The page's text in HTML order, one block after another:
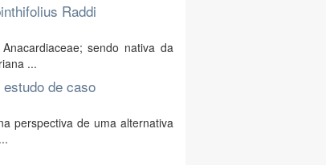
Raddi
sendo nativa da
...
de caso
perspectiva de uma alternativa